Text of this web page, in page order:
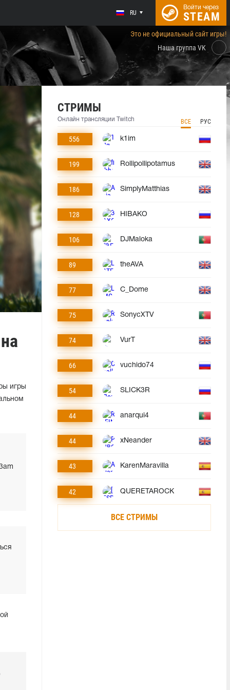
RU
Войти через
STEAM
Это не официальный сайт игры!
Наша группа VK
игры
СТРИМЫ
Онлайн трансляции Twitch ВСЕ РУС
556 k1im
199 Rollipollipotamus
186 SimplyMatthias
128 HIBAKO
106 DJMaloka
89 theAVA
77 C_Dome
75 SonycXTV
74 VurT
66 vuchido74
54 SLICK3R
44 anarqui4
44 xNeander
43 KarenMaravilla
42 QUERETAROCK
ВСЕ СТРИМЫ